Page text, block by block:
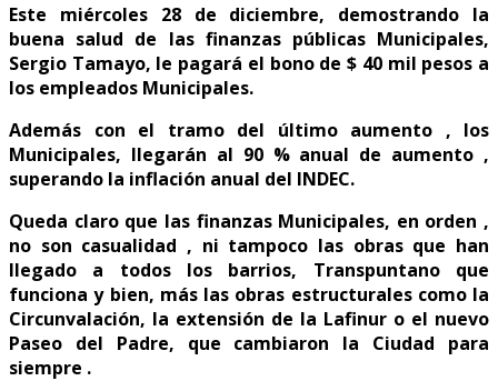
Este miércoles 28 de diciembre, demostrando la
buena salud de las finanzas públicas Municipales,
Sergio Tamayo, le pagará el bono de $ 40 mil pesos a
los empleados Municipales.
Además con el tramo del último aumento , los
Municipales, llegarán al 90 % anual de aumento ,
superando la inflación anual del INDEC.
Queda claro que las finanzas Municipales, en orden ,
no son casualidad , ni tampoco las obras que han
llegado a todos los barrios, Transpuntano que
funciona y bien, más las obras estructurales como la
Circunvalación, la extensión de la Lafinur o el nuevo
Paseo del Padre, que cambiaron la Ciudad para
siempre .